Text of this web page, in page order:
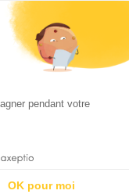
2025-2026 Tout droits réservés
pendant votre
OK pour moi